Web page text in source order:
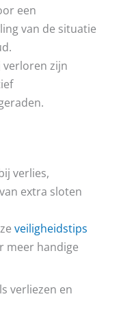
een
van de situatie
verloren zijn
verlies,
extra sloten
veiligheidstips
meer handige
verliezen en